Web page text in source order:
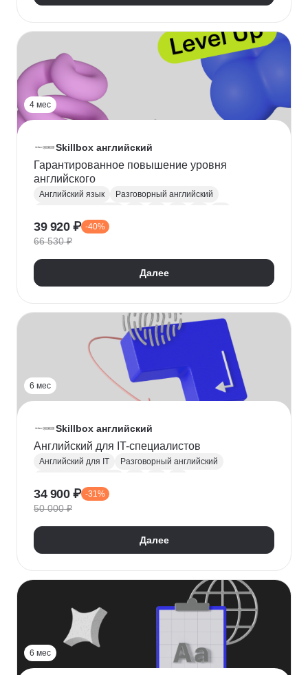
4 мес
Skillbox английский
Гарантированное повышение уровня
английского
Английский язык
Разговорный английский
Английский для путешествий
39 920 ₽ -40%
66 530 ₽
Далее
6 мес
Skillbox английский
Английский для IT-специалистов
Английский для IT
Разговорный английский
Английский язык
34 900 ₽ -31%
50 000 ₽
Далее
6 мес